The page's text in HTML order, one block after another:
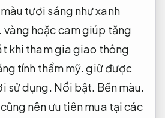
tươi sáng như xanh
vàng hoặc cam giúp tăng
khi tham gia giao thông
tính thẩm mỹ.giữ được
sử dụng. Nổi bật. Bền màu.
nên ưu tiên mua tại các